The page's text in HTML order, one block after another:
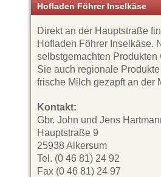
Hofladen Föhrer Inselkäse
Direkt an der Hauptstraße
Hofladen Föhrer Inselkäse.
selbstgemachten
Sie auch regionale
frische Milch gezapft an der
Kontakt:
Gbr. John und Jens
Hauptstraße 9
25938 Alkersum
Tel. (0 46 81) 24 92
Fax (0 46 81) 24 97